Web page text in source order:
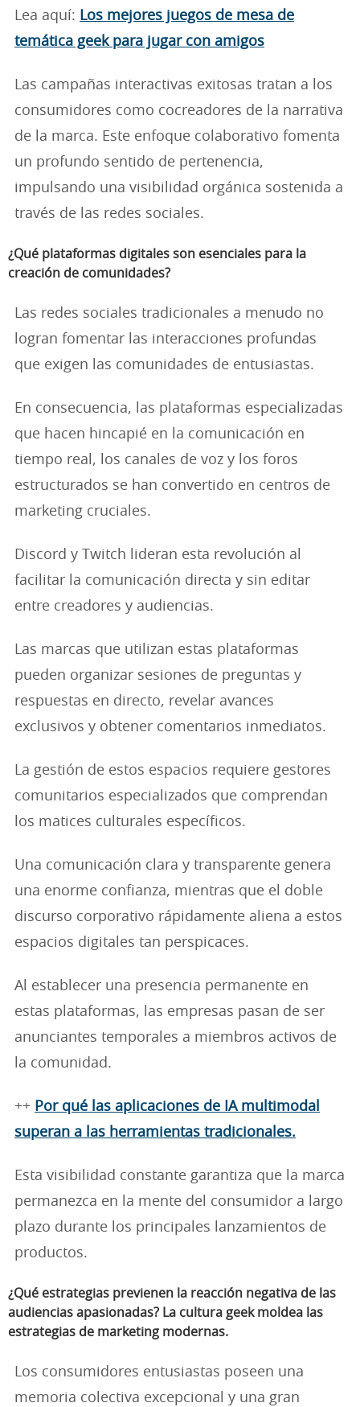
Lea aquí: Los mejores juegos de mesa de
temática geek para jugar con amigos
Las campañas interactivas exitosas tratan a los
consumidores como cocreadores de la narrativa
de la marca. Este enfoque colaborativo fomenta
un profundo sentido de pertenencia,
impulsando una visibilidad orgánica sostenida a
través de las redes sociales.
¿Qué plataformas digitales son esenciales para la
creación de comunidades?
Las redes sociales tradicionales a menudo no
logran fomentar las interacciones profundas
que exigen las comunidades de entusiastas.
En consecuencia, las plataformas especializadas
que hacen hincapié en la comunicación en
tiempo real, los canales de voz y los foros
estructurados se han convertido en centros de
marketing cruciales.
Discord y Twitch lideran esta revolución al
facilitar la comunicación directa y sin editar
entre creadores y audiencias.
Las marcas que utilizan estas plataformas
pueden organizar sesiones de preguntas y
respuestas en directo, revelar avances
exclusivos y obtener comentarios inmediatos.
La gestión de estos espacios requiere gestores
comunitarios especializados que comprendan
los matices culturales específicos.
Una comunicación clara y transparente genera
una enorme confianza, mientras que el doble
discurso corporativo rápidamente aliena a estos
espacios digitales tan perspicaces.
Al establecer una presencia permanente en
estas plataformas, las empresas pasan de ser
anunciantes temporales a miembros activos de
la comunidad.
++ Por qué las aplicaciones de IA multimodal
superan a las herramientas tradicionales.
Esta visibilidad constante garantiza que la marca
permanezca en la mente del consumidor a largo
plazo durante los principales lanzamientos de
productos.
¿Qué estrategias previenen la reacción negativa de las
audiencias apasionadas? La cultura geek moldea las
estrategias de marketing modernas.
Los consumidores entusiastas poseen una
memoria colectiva excepcional y una gran